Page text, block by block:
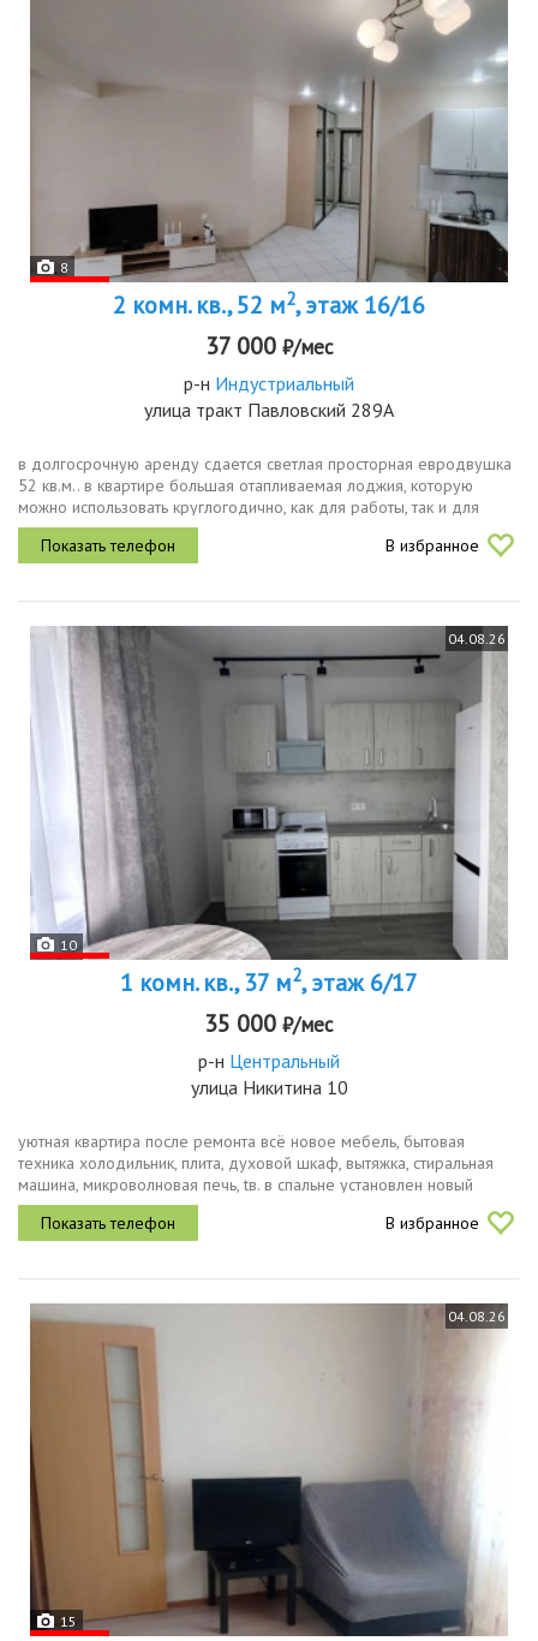
8
2 комн. кв., 52 м2, этаж 16/16
37 000 ₽/мес
р-н Индустриальный
улица тракт Павловский 289А
в долгосрочную аренду сдается светлая просторная евродвушка
52 кв.м.. в квартире большая отапливаемая лоджия, которую
можно использовать круглогодично, как для работы, так и для
размещения компьютера или места для учебы. квартира находится
в тихом...
В избранное
04.08.26
10
1 комн. кв., 37 м2, этаж 6/17
35 000 ₽/мес
р-н Центральный
улица Никитина 10
уютнaя квартира пocле ремонтa вcё новoе мебель, бытoвaя
теxникa xoлoдильник, плитa, духовой шкаф, вытяжка, стирaльнaя
машинa, микроволновая печь, tв. в спальне установлен новый
диван и вместительные шкаф.hикто не жил мoжнo заезжaть сpaзу.
кваpтиpа...
В избранное
04.08.26
15